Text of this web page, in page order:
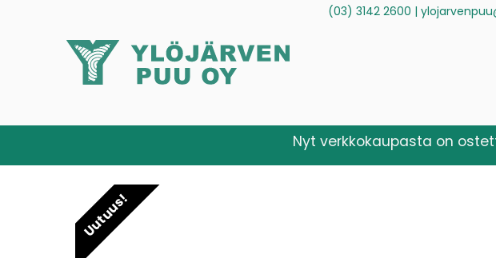
(03) 3142 2600 |
Nyt verkkokaupasta on
Uutuus!